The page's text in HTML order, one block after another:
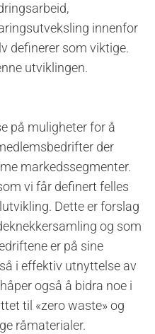
innenfor
definerer som viktige.
utviklingen.
på muligheter for å
der
markedssegmenter.
vi får definert felles
Dette er forslag
og som
er på sine
i effektiv utnyttelse av
også å bidra noe i
til «zero waste» og
råmaterialer.